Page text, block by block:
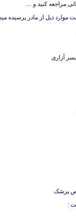
موارد ذیل از مادر پرسیده
آزاری
پزشک
: